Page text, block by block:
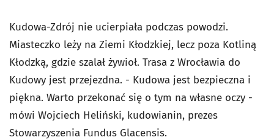
Kudowa-Zdrój nie ucierpiała podczas powodzi.
Miasteczko leży na Ziemi Kłodzkiej, lecz poza Kotliną
Kłodzką, gdzie szalał żywioł. Trasa z Wrocławia do
Kudowy jest przejezdna. - Kudowa jest bezpieczna i
piękna. Warto przekonać się o tym na własne oczy -
mówi Wojciech Heliński, kudowianin, prezes
Stowarzyszenia Fundus Glacensis.